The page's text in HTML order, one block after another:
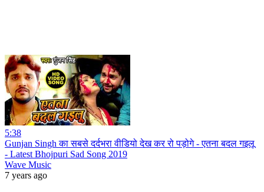
5:38
Gunjan Singh का सबसे दर्दभरा वीडियो देख कर रो पड़ोगे - एतना बदल गइलू
- Latest Bhojpuri Sad Song 2019
Wave Music
7 years ago